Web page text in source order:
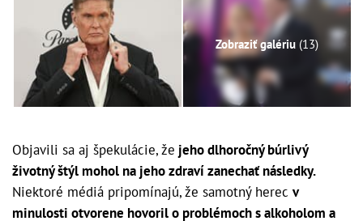
Zobraziť galériu (13)
Objavili sa aj špekulácie, že jeho dlhoročný búrlivý
životný štýl mohol na jeho zdraví zanechať následky.
Niektoré médiá pripomínajú, že samotný herec v
minulosti otvorene hovoril o problémoch s alkoholom a